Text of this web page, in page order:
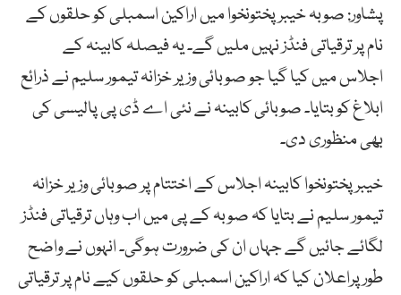
پشاور: صوبہ خیبرپختونخوا میں اراکین اسمبلی کو حلقوں کے
نام پر ترقیاتی فنڈز نہیں ملیں گے۔ یہ فیصلہ کابینہ کے
اجلاس میں کیا گیا جو صوبائی وزیر خزانہ تیمور سلیم نے ذرائع
ابلاغ کو بتایا۔ صوبائی کابینہ نے نئی اے ڈی پی پالیسی کی
بھی منظوری دی۔
خیبرپختونخوا کابینہ اجلاس کے اختتام پر صوبائی وزیر خزانہ
تیمور سلیم نے بتایا کہ صوبہ کے پی میں اب وہاں ترقیاتی فنڈز
لگائے جائیں گے جہاں ان کی ضرورت ہوگی۔ انہوں نے واضح
طور پراعلان کیا کہ اراکین اسمبلی کو حلقوں کیے نام پر ترقیاتی